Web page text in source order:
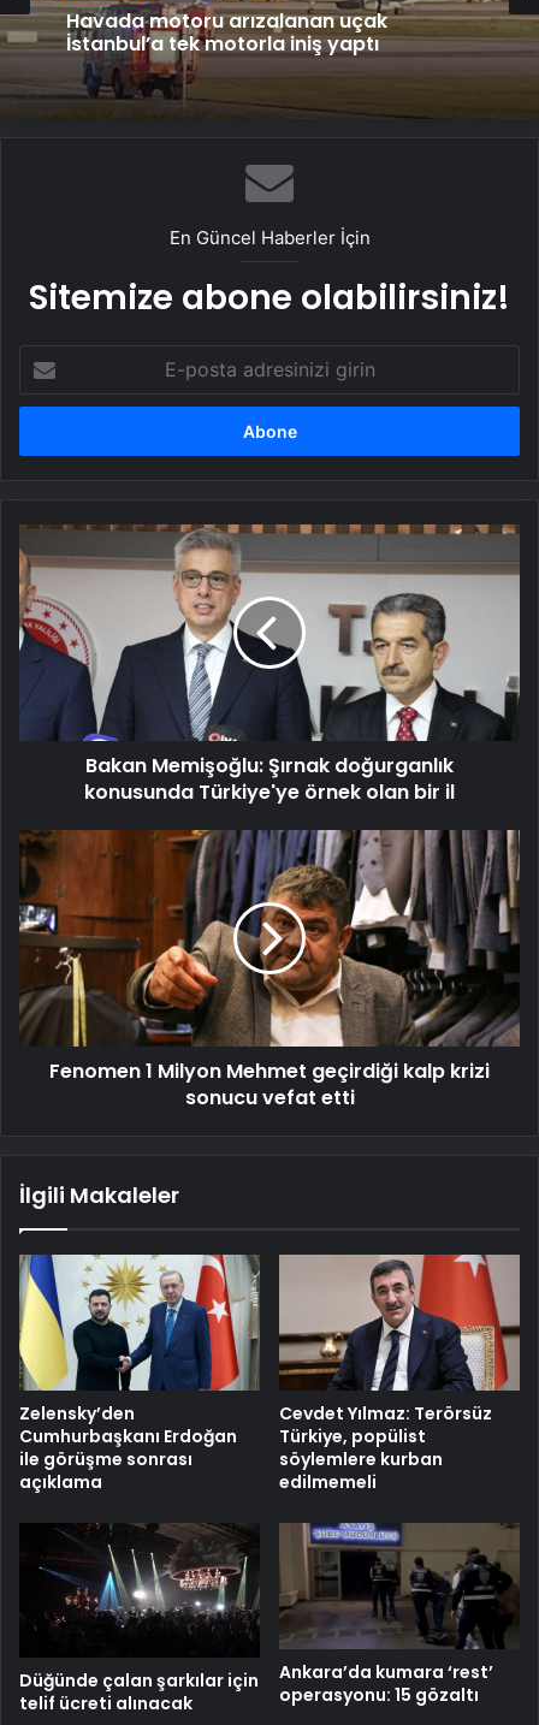
Havada motoru arızalanan uçak
İstanbul’a tek motorla iniş yaptı
En Güncel Haberler İçin
Sitemize abone olabilirsiniz!
posta
adresinizi
Bakan
Memişoğlu:
Şırnak
doğurganlık
konusunda
Türkiye'ye
bir
Bakan Memişoğlu: Şırnak doğurganlık
konusunda Türkiye'ye örnek olan bir il
Fenomen
1
Milyon
Mehmet
geçirdiği
kalp
krizi
sonucu
vefat
Fenomen 1 Milyon Mehmet geçirdiği kalp krizi
sonucu vefat etti
İlgili Makaleler
Zelensky’den
Cumhurbaşkanı Erdoğan
ile görüşme sonrası
açıklama
Cevdet Yılmaz: Terörsüz
Türkiye, popülist
söylemlere kurban
edilmemeli
Düğünde çalan şarkılar için
telif ücreti alınacak
Ankara’da kumara ‘rest’
operasyonu: 15 gözaltı